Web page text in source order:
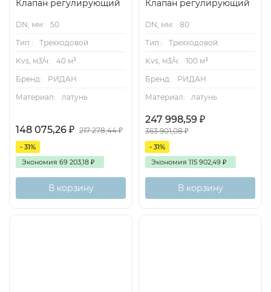
Клапан регулирующий
DN, мм:
50
Тип.:
Трехходовой
Kvs, м3/ч:
40 м³
Бренд:
РИДАН
Материал:
латунь
148 075,26 ₽ 217 278,44₽
- 31%
Экономия 69 203,18 ₽
В корзину
Клапан регулирующий
DN, мм:
80
Тип.:
Трехходовой
Kvs, м3/ч:
100 м³
Бренд:
РИДАН
Материал:
латунь
247 998,59 ₽
363 901,08₽
- 31%
Экономия 115 902,49 ₽
В корзину